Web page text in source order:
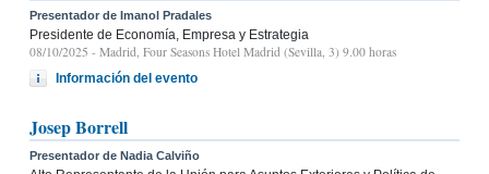
Presentador de Imanol Pradales
Presidente de Economía, Empresa y Estrategia
08/10/2025 - Madrid, Four Seasons Hotel Madrid (Sevilla, 3) 9.00 horas
Información del evento
Josep Borrell
Presentador de Nadia Calviño